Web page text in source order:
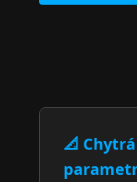
📐 Chytrá